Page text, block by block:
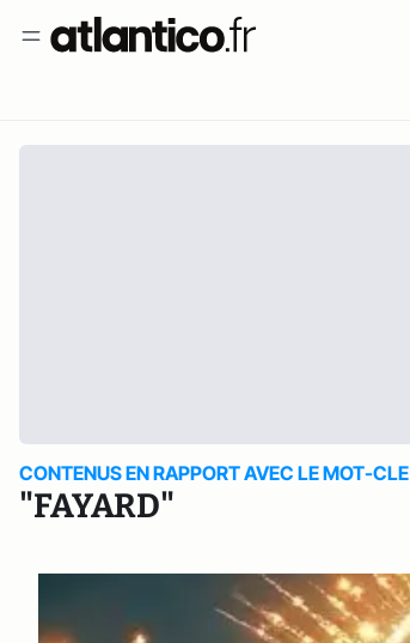
CONTENUS EN RAPPORT AVEC LE MOT-CLE
"FAYARD"